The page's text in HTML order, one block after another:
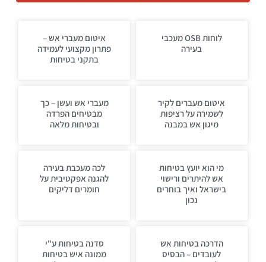
לוחות OSB מעכבי
בעירה
איטום מעברי אש –
פתרון מקצועי לעמידה
בתקני בטיחות
איטום מעברים לקיר
לשמירה על רציפות
מיגון אש במבנה
מעברי אש ועשן – כך
מבטיחים הפרדה
ובטיחות מלאה
מי הוא יועץ בטיחות
אש להיתרים ורישוי
בישראל ואיך בוחרים
נכון
לכה מעכבת בעירה
להגנה אפקטיבית על
חומרים דליקים
הדרכה בטיחות אש
לעובדים – הבסיס
סדנה בטיחות ע"י
ממונה איש בטיחות